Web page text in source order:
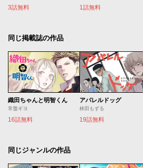
3話無料 1話無料
同じ掲載誌の作品
織田ちゃんと明智くん
常盤ギヨ
16話無料
アパレルドッグ
林田もずる
19話無料
同じジャンルの作品